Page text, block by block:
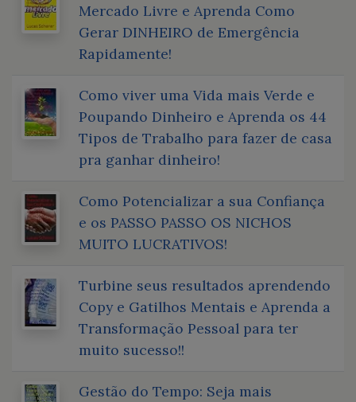
Mercado Livre e Aprenda Como
Gerar DINHEIRO de Emergência
Rapidamente!
Como viver uma Vida mais Verde e
Poupando Dinheiro e Aprenda os 44
Tipos de Trabalho para fazer de casa
pra ganhar dinheiro!
Como Potencializar a sua Confiança
e os PASSO PASSO OS NICHOS
MUITO LUCRATIVOS!
Turbine seus resultados aprendendo
Copy e Gatilhos Mentais e Aprenda a
Transformação Pessoal para ter
muito sucesso!!
Gestão do Tempo: Seja mais